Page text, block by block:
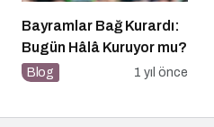
Bayramlar Bağ Kurardı:
Bugün Hâlâ Kuruyor mu?
Blog 1 yıl önce